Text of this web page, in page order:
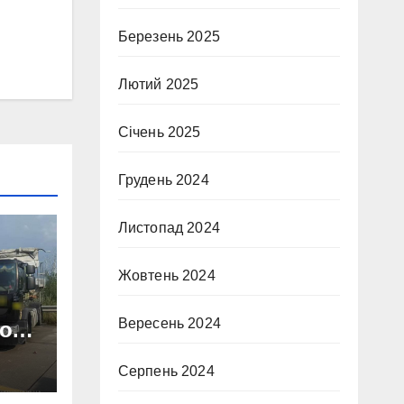
Березень 2025
Лютий 2025
Січень 2025
Грудень 2024
Листопад 2024
Жовтень 2024
Вересень 2024
Серпень 2024